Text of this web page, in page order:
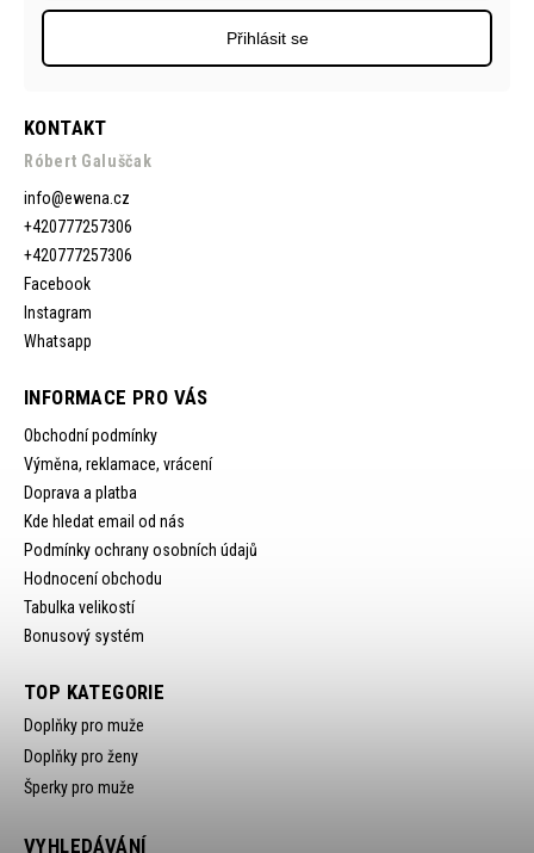
KONTAKT
Róbert Galuščak
info@ewena.cz
+420777257306
+420777257306
Facebook
Instagram
Whatsapp
INFORMACE PRO VÁS
Obchodní podmínky
Výměna, reklamace, vrácení
Doprava a platba
Kde hledat email od nás
Podmínky ochrany osobních údajů
Hodnocení obchodu
Tabulka velikostí
Bonusový systém
Přihlásit se
TOP KATEGORIE
Doplňky pro muže
Doplňky pro ženy
Šperky pro muže
VYHLEDÁVÁNÍ